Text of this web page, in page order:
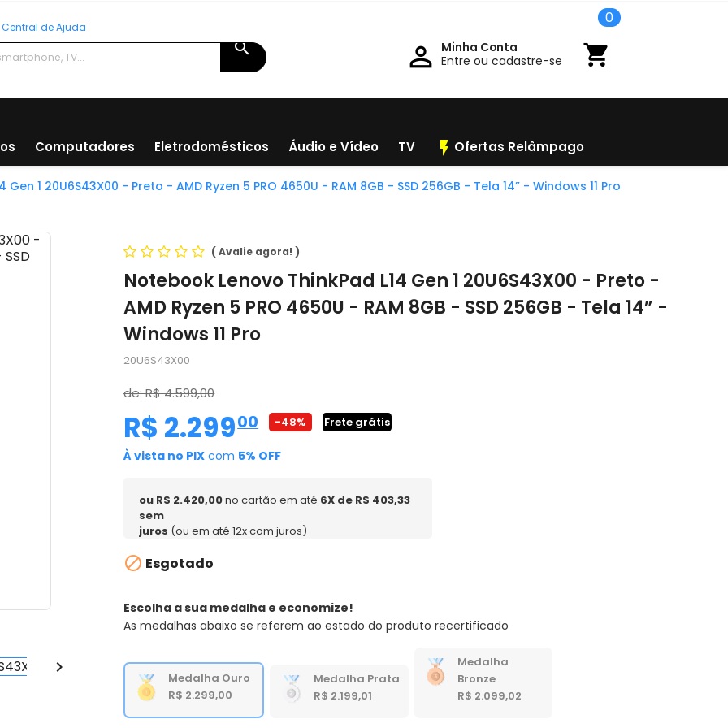
Central de Ajuda
search  Minha Conta
Entre ou cadastre-se
shopping_cart
0
Computadores Eletrodomésticos Áudio e Vídeo TV flash_on Ofertas Relâmpago
1 20U6S43X00 - Preto - AMD Ryzen 5 PRO 4650U - RAM 8GB - SSD 256GB - Tela 14” - Windows 11 Pro

(Avalie agora!)
Notebook Lenovo ThinkPad L14 Gen 1 20U6S43X00 - Preto -
AMD Ryzen 5 PRO 4650U - RAM 8GB - SSD 256GB - Tela 14” -
Windows 11 Pro
20U6S43X00
de: R$ 4.599,00
R$ 2.299,
00 -48% Frete grátis
À vista no PIX com 5% OFF
ou R$ 2.420,00no cartão em até 6X de R$ 403,33
sem
juros (ou em até 12x com juros)
 Esgotado
Escolha a sua medalha e economize!
As medalhas abaixo se referem ao estado do produto recertificado
Medalha Ouro
R$ 2.299,00
Medalha Prata
R$ 2.199,01
Medalha
Bronze
R$ 2.099,02